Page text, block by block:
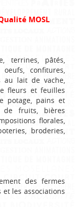
MOSL
terrines, pâtés,
oeufs, confitures,
au lait de vache,
fleurs et feuilles
potage, pains et
de fruits, bières
florales,
broderies,
des fermes
les associations